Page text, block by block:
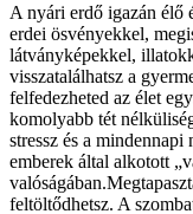
A nyári erdő igazán élő
erdei ösvényekkel,
látványképekkel,
visszatalálhatsz a
felfedezheted az élet
komolyabb tét
stressz és a
emberek által alkotott
feltöltődhetsz. A